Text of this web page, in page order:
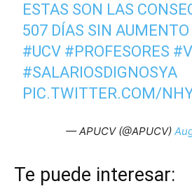
ESTAS SON LAS
507 DÍAS SIN
#UCV #PROFESORES
#SALARIOSDIGNOSYA
PIC.TWITTER.COM/
— APUCV (@APUCV)
Te puede interesar: